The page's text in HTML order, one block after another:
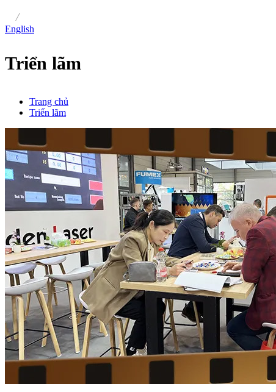
/
English
Triển lãm
Trang chủ
Triển lãm